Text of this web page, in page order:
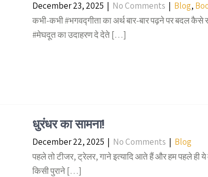
December 23, 2025 | No Comments | Blog,
कभी-कभी #भगवद्गीता का अर्थ बार-बार पढ़ने पर बदल कैसे
#मेघदूत का उदाहरण दे देते […]
धुरंधर का सामना!
December 22, 2025 | No Comments | Blog
पहले तो टीजर, ट्रेलर, गाने इत्यादि आते हैं और हम पहले ही
किसी पुराने […]